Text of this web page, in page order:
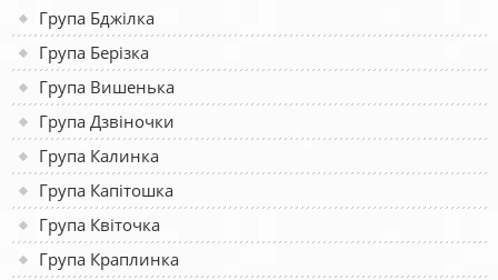
Група Бджілка
Група Берізка
Група Вишенька
Група Дзвіночки
Група Калинка
Група Капітошка
Група Квіточка
Група Краплинка